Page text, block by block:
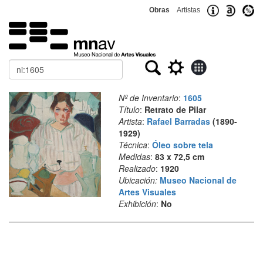
Obras Artistas
Buscar
Nº de Inventario: 1605
Título: Retrato de Pilar
Artista: Rafael Barradas(1890-
1929)
Técnica: Óleo sobre tela
Medidas: 83 x 72,5 cm
Realizado: 1920
Ubicación: Museo Nacional de
Artes Visuales
Exhibición: No